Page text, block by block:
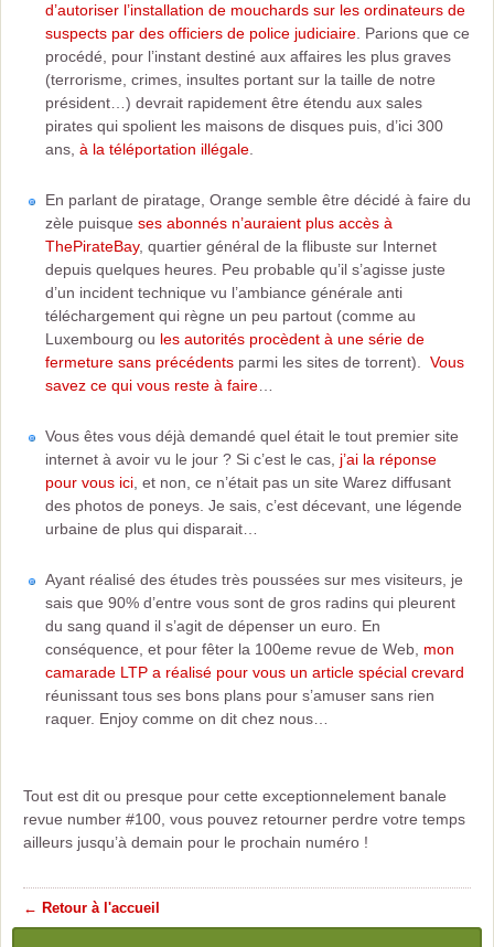
d’autoriser l’installation de mouchards sur les ordinateurs de
suspects par des officiers de police judiciaire . Parions que ce
procédé, pour l’instant destiné aux affaires les plus graves
(terrorisme, crimes, insultes portant sur la taille de notre
président…) devrait rapidement être étendu aux sales
pirates qui spolient les maisons de disques puis, d’ici 300
ans, à la téléportation illégale
En parlant de piratage, Orange semble être décidé à faire du
zèle puisque ses abonnés n’auraient plus accès à
ThePirateBay, quartier général de la flibuste sur Internet
depuis quelques heures. Peu probable qu’il s’agisse juste
d’un incident technique vu l’ambiance générale anti
téléchargement qui règne un peu partout (comme au
Luxembourg ou les autorités procèdent à une série de
fermeture sans précédents parmi les sites de torrent). Vous
savez ce qui vous reste à faire
Vous êtes vous déjà demandé quel était le tout premier site
internet à avoir vu le jour ? Si c’est le cas, j’ai la réponse
pour vous ici , et non, ce n’était pas un site Warez diffusant
des photos de poneys. Je sais, c’est décevant, une légende
urbaine de plus qui disparait…
Ayant réalisé des études très poussées sur mes visiteurs, je
sais que 90% d’entre vous sont de gros radins qui pleurent
du sang quand il s’agit de dépenser un euro. En
conséquence, et pour fêter la 100eme revue de Web, mon
camarade LTP a réalisé pour vous un article spécial crevard
réunissant tous ses bons plans pour s’amuser sans rien
raquer. Enjoy comme on dit chez nous…
Tout est dit ou presque pour cette exceptionnelement banale
revue number #100, vous pouvez retourner perdre votre temps
ailleurs jusqu’à demain pour le prochain numéro !
← Retour à l'accueil